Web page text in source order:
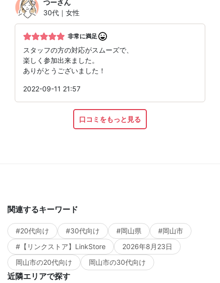
つーさん
30代｜女性
非常に満足
スタッフの方の対応がスムーズで、
楽しく参加出来ました。
ありがとうございました！
2022-09-11 21:57
口コミをもっと見る
関連するキーワード
#20代向け #30代向け #岡山県
#岡山市
#【リンクストア】LinkStore
2026年8月23日
岡山市の20代向け
岡山市の30代向け
近隣エリアで探す